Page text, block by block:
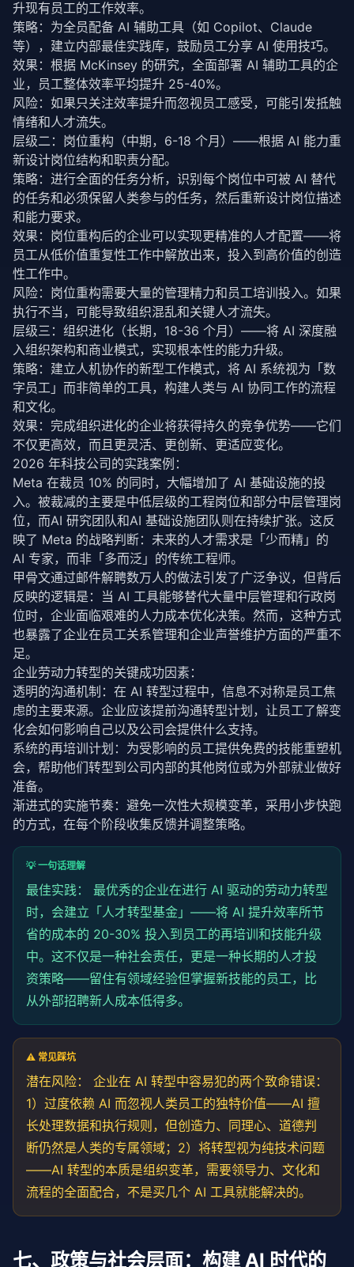
升现有员工的工作效率。
策略：为全员配备 AI 辅助工具（如 Copilot、Claude
等），建立内部最佳实践库，鼓励员工分享 AI 使用技巧。
效果：根据 McKinsey 的研究，全面部署 AI 辅助工具的企
业，员工整体效率平均提升 25-40%。
风险：如果只关注效率提升而忽视员工感受，可能引发抵触
情绪和人才流失。
层级二：岗位重构（中期，6-18 个月）——根据 AI 能力重
新设计岗位结构和职责分配。
策略：进行全面的任务分析，识别每个岗位中可被 AI 替代
的任务和必须保留人类参与的任务，然后重新设计岗位描述
和能力要求。
效果：岗位重构后的企业可以实现更精准的人才配置——将
员工从低价值重复性工作中解放出来，投入到高价值的创造
性工作中。
风险：岗位重构需要大量的管理精力和员工培训投入。如果
执行不当，可能导致组织混乱和关键人才流失。
层级三：组织进化（长期，18-36 个月）——将 AI 深度融
入组织架构和商业模式，实现根本性的能力升级。
策略：建立人机协作的新型工作模式，将 AI 系统视为「数
字员工」而非简单的工具，构建人类与 AI 协同工作的流程
和文化。
效果：完成组织进化的企业将获得持久的竞争优势——它们
不仅更高效，而且更灵活、更创新、更适应变化。
2026 年科技公司的实践案例：
Meta 在裁员 10% 的同时，大幅增加了 AI 基础设施的投
入。被裁减的主要是中低层级的工程岗位和部分中层管理岗
位，而AI 研究团队和AI 基础设施团队则在持续扩张。这反
映了 Meta 的战略判断：未来的人才需求是「少而精」的
AI 专家，而非「多而泛」的传统工程师。
甲骨文通过邮件解聘数万人的做法引发了广泛争议，但背后
反映的逻辑是：当 AI 工具能够替代大量中层管理和行政岗
位时，企业面临艰难的人力成本优化决策。然而，这种方式
也暴露了企业在员工关系管理和企业声誉维护方面的严重不
足。
企业劳动力转型的关键成功因素：
透明的沟通机制：在 AI 转型过程中，信息不对称是员工焦
虑的主要来源。企业应该提前沟通转型计划，让员工了解变
化会如何影响自己以及公司会提供什么支持。
系统的再培训计划：为受影响的员工提供免费的技能重塑机
会，帮助他们转型到公司内部的其他岗位或为外部就业做好
准备。
渐进式的实施节奏：避免一次性大规模变革，采用小步快跑
的方式，在每个阶段收集反馈并调整策略。
💡 一句话理解
最佳实践： 最优秀的企业在进行 AI 驱动的劳动力转型
时，会建立「人才转型基金」——将 AI 提升效率所节
省的成本的 20-30% 投入到员工的再培训和技能升级
中。这不仅是一种社会责任，更是一种长期的人才投
资策略——留住有领域经验但掌握新技能的员工，比
从外部招聘新人成本低得多。
⚠️ 常见踩坑
潜在风险： 企业在 AI 转型中容易犯的两个致命错误：
1）过度依赖 AI 而忽视人类员工的独特价值——AI 擅
长处理数据和执行规则，但创造力、同理心、道德判
断仍然是人类的专属领域；2）将转型视为纯技术问题
——AI 转型的本质是组织变革，需要领导力、文化和
流程的全面配合，不是买几个 AI 工具就能解决的。
七、政策与社会层面：构建 AI 时代的